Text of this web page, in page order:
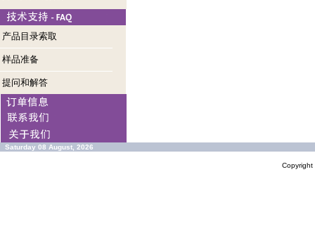
产品目录索取
样品准备
提问和解答
Saturday 08 August, 2026